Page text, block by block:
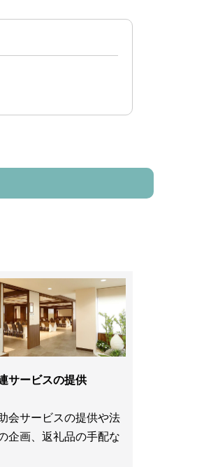
サービスの提供
会サービスの提供や法
企画、返礼品の手配な